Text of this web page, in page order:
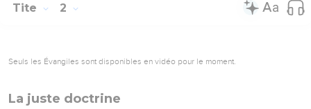
Tite 2
Seuls les Évangiles sont disponibles en vidéo pour le moment.
La juste doctrine